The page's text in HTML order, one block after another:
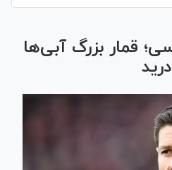
قمار بزرگ آبی‌ها